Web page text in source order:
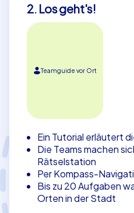
2. Los geht's!
Teamguide vor Ort
Ein Tutorial erläutert
Die Teams machen
Rätselstation
Per Kompass-
Bis zu 20 Aufgaben
Orten in der Stadt